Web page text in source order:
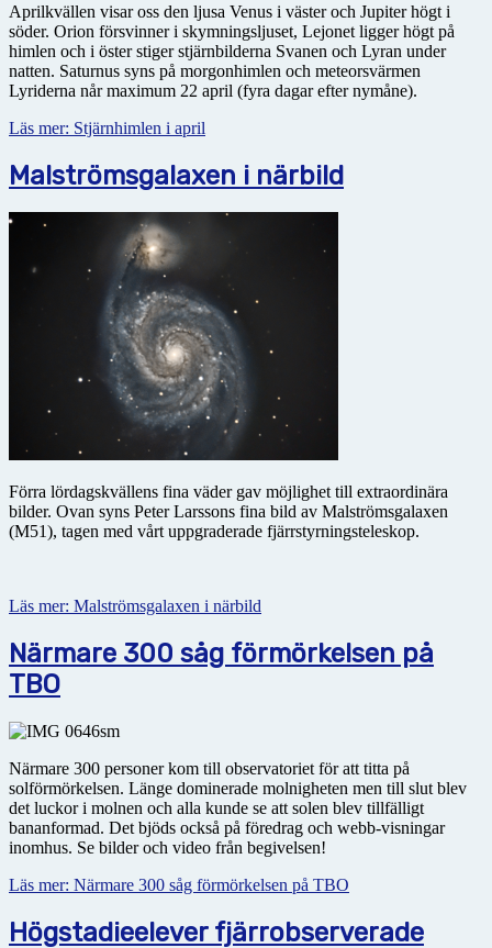
Aprilkvällen visar oss den ljusa Venus i väster och Jupiter högt i
söder. Orion försvinner i skymningsljuset, Lejonet ligger högt på
himlen och i öster stiger stjärnbilderna Svanen och Lyran under
natten. Saturnus syns på morgonhimlen och meteorsvärmen
Lyriderna når maximum 22 april (fyra dagar efter nymåne).
Läs mer: Stjärnhimlen i april
Malströmsgalaxen i närbild
Förra lördagskvällens fina väder gav möjlighet till extraordinära
bilder. Ovan syns Peter Larssons fina bild av Malströmsgalaxen
(M51), tagen med vårt uppgraderade fjärrstyrningsteleskop.
Läs mer: Malströmsgalaxen i närbild
Närmare 300 såg förmörkelsen på
TBO
Närmare 300 personer kom till observatoriet för att titta på
solförmörkelsen. Länge dominerade molnigheten men till slut blev
det luckor i molnen och alla kunde se att solen blev tillfälligt
bananformad. Det bjöds också på föredrag och webb-visningar
inomhus. Se bilder och video från begivelsen!
Läs mer: Närmare 300 såg förmörkelsen på TBO
Högstadieelever fjärrobserverade